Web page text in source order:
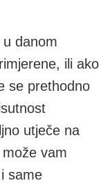
danom
ili ako
se prethodno
utječe na
vam
same